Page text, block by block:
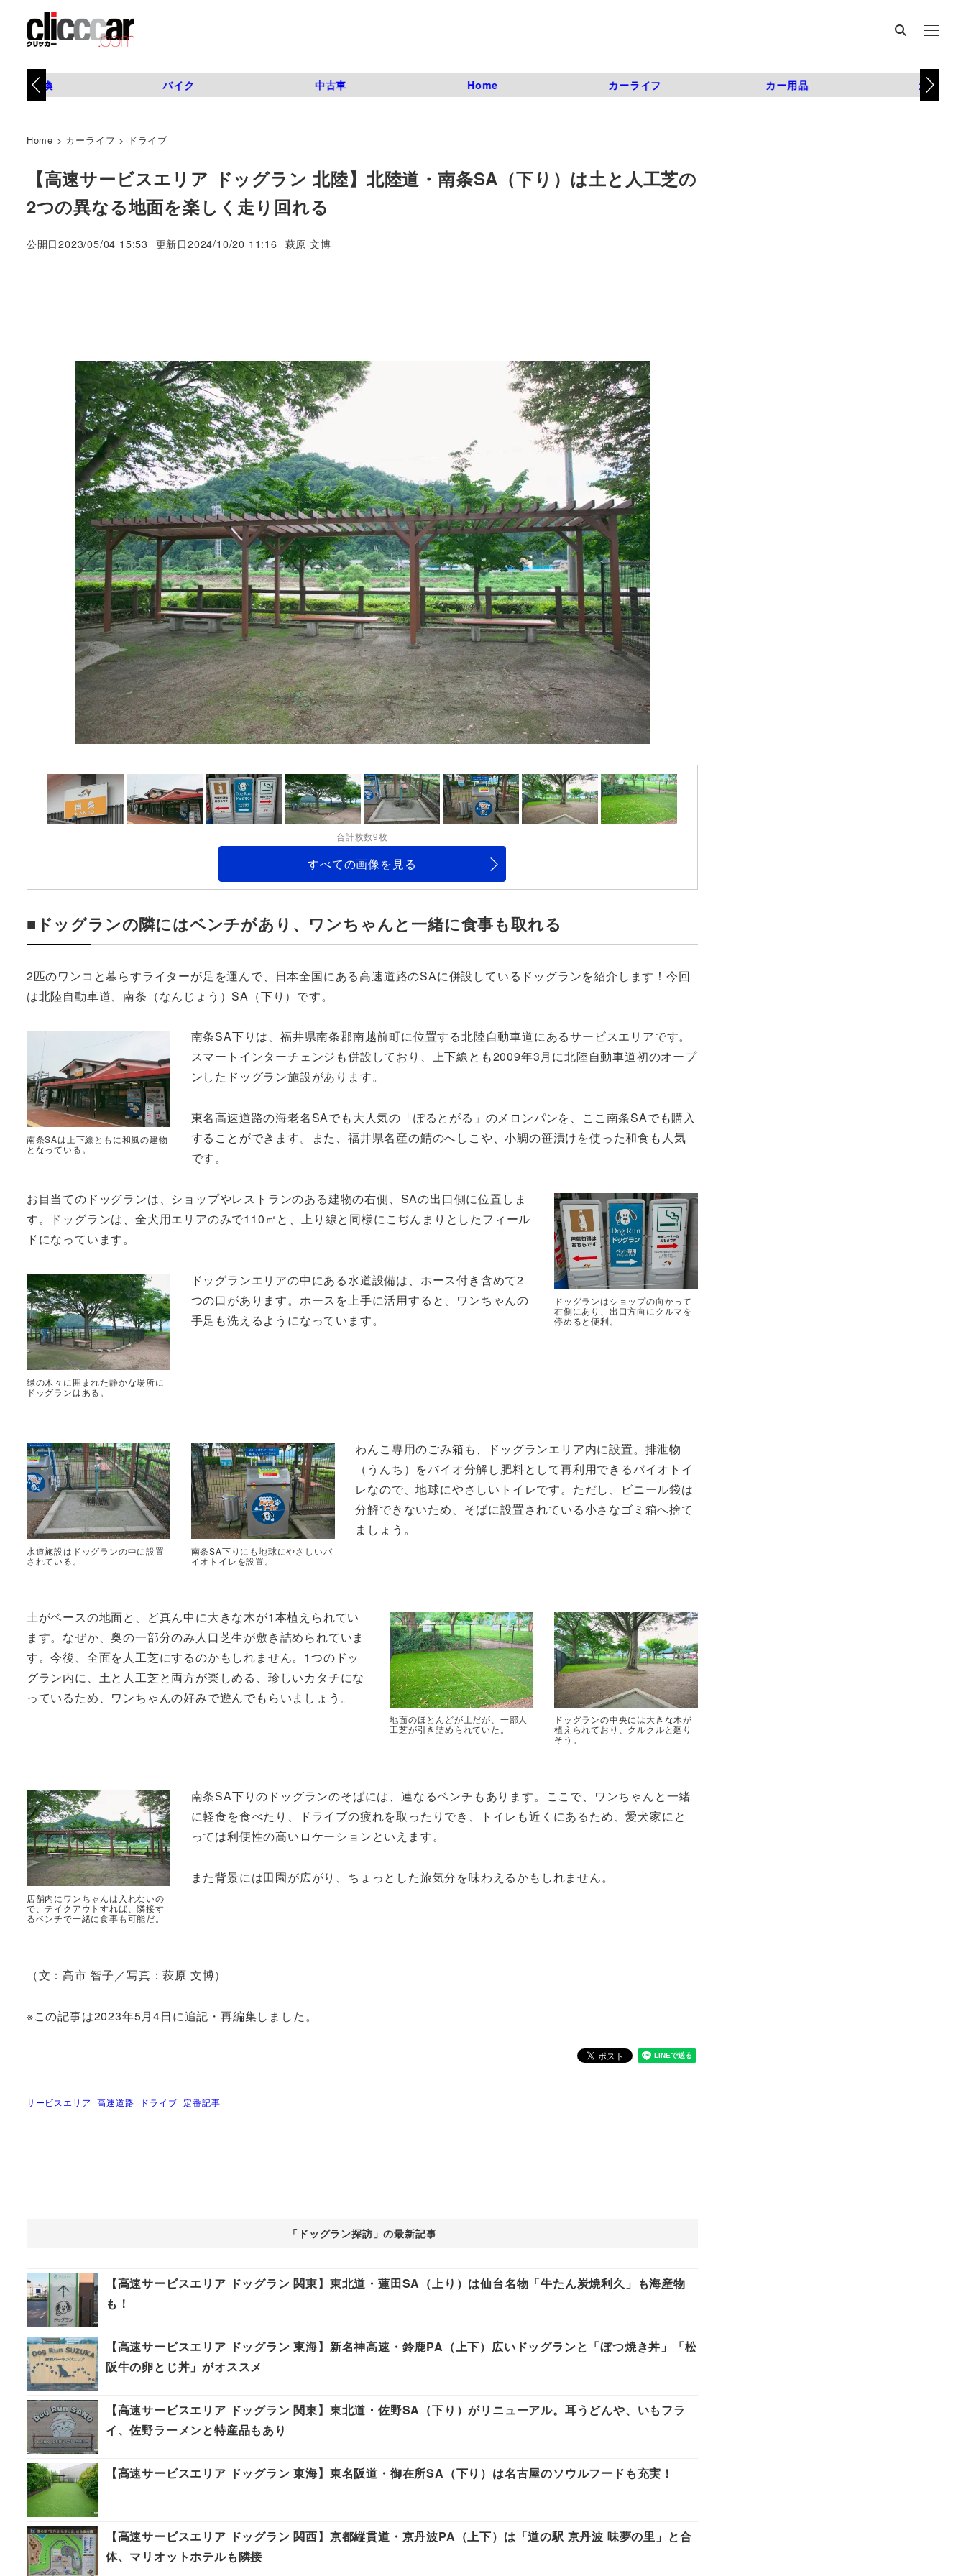
タイヤ交換 バイク 中古車 Home カーライフ カー用品 カスタム
Home > カーライフ > ドライブ
【高速サービスエリア ドッグラン 北陸】北陸道・南条SA（下り）は土と人工芝の
2つの異なる地面を楽しく走り回れる
公開日2023/05/04 15:53 更新日2024/10/20 11:16 著
萩原 文博
合計枚数9枚
すべての画像を見る
■ドッグランの隣にはベンチがあり、ワンちゃんと一緒に食事も取れる
2匹のワンコと暮らすライターが足を運んで、日本全国にある高速道路のSAに併設しているドッグランを紹介します！今回
は北陸自動車道、南条（なんじょう）SA（下り）です。
南条SAは上下線ともに和風の建物
となっている。
南条SA下りは、福井県南条郡南越前町に位置する北陸自動車道にあるサービスエリアです。
スマートインターチェンジも併設しており、上下線とも2009年3月に北陸自動車道初のオープ
ンしたドッグラン施設があります。
東名高速道路の海老名SAでも大人気の「ぽるとがる」のメロンパンを、ここ南条SAでも購入
することができます。また、福井県名産の鯖のへしこや、小鯛の笹漬けを使った和食も人気
です。
ドッグランはショップの向かって
右側にあり、出口方向にクルマを
停めると便利。
お目当てのドッグランは、ショップやレストランのある建物の右側、SAの出口側に位置しま
す。ドッグランは、全犬用エリアのみで110㎡と、上り線と同様にこぢんまりとしたフィール
ドになっています。
緑の木々に囲まれた静かな場所に
ドッグランはある。
ドッグランエリアの中にある水道設備は、ホース付き含めて2
つの口があります。ホースを上手に活用すると、ワンちゃんの
手足も洗えるようになっています。
水道施設はドッグランの中に設置
されている。
南条SA下りにも地球にやさしいバ
イオトイレを設置。
わんこ専用のごみ箱も、ドッグランエリア内に設置。排泄物
（うんち）をバイオ分解し肥料として再利用できるバイオトイ
レなので、地球にやさしいトイレです。ただし、ビニール袋は
分解できないため、そばに設置されている小さなゴミ箱へ捨て
ましょう。
ドッグランの中央には大きな木が
植えられており、クルクルと廻り
そう。
地面のほとんどが土だが、一部人
工芝が引き詰められていた。
土がベースの地面と、ど真ん中に大きな木が1本植えられてい
ます。なぜか、奥の一部分のみ人口芝生が敷き詰められていま
す。今後、全面を人工芝にするのかもしれません。1つのドッ
グラン内に、土と人工芝と両方が楽しめる、珍しいカタチにな
っているため、ワンちゃんの好みで遊んでもらいましょう。
店舗内にワンちゃんは入れないの
で、テイクアウトすれば、隣接す
るベンチで一緒に食事も可能だ。
南条SA下りのドッグランのそばには、連なるベンチもあります。ここで、ワンちゃんと一緒
に軽食を食べたり、ドライブの疲れを取ったりでき、トイレも近くにあるため、愛犬家にと
っては利便性の高いロケーションといえます。
また背景には田園が広がり、ちょっとした旅気分を味わえるかもしれません。
（文：高市 智子／写真：萩原 文博）
※この記事は2023年5月4日に追記・再編集しました。
サービスエリア 高速道路 ドライブ 定番記事
「ドッグラン探訪」の最新記事
【高速サービスエリア ドッグラン 関東】東北道・蓮田SA（上り）は仙台名物「牛たん炭焼利久」も海産物
も！
【高速サービスエリア ドッグラン 東海】新名神高速・鈴鹿PA（上下）広いドッグランと「ぼつ焼き丼」「松
阪牛の卵とじ丼」がオススメ
【高速サービスエリア ドッグラン 関東】東北道・佐野SA（下り）がリニューアル。耳うどんや、いもフラ
イ、佐野ラーメンと特産品もあり
【高速サービスエリア ドッグラン 東海】東名阪道・御在所SA（下り）は名古屋のソウルフードも充実！
【高速サービスエリア ドッグラン 関西】京都縦貫道・京丹波PA（上下）は「道の駅 京丹波 味夢の里」と合
体、マリオットホテルも隣接